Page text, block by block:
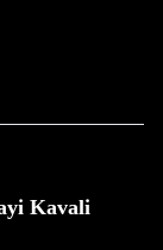
Kavali